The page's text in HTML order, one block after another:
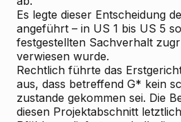
Es legte dieser Entscheidung
angeführt – in US 1 bis US 5
festgestellten Sachverhalt
verwiesen wurde.
Rechtlich führte das
aus, dass betreffend G* kein
zustande gekommen sei. Die
diesen Projektabschnitt